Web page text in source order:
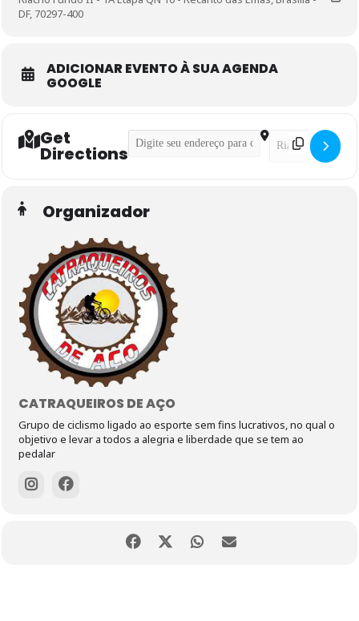
DF, 70297-400
ADICIONAR EVENTO À SUA AGENDA
GOOGLE
Get
Directions
Address - Pedal Iniciante []Destination
Organizador
CATRAQUEIROS DE AÇO
Grupo de ciclismo ligado ao esporte sem fins lucrativos, no qual o
objetivo e levar a todos a alegria e liberdade que se tem ao
pedalar